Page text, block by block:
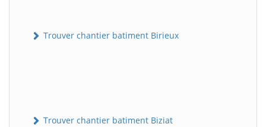
Trouver chantier batiment Birieux
Trouver chantier batiment Biziat